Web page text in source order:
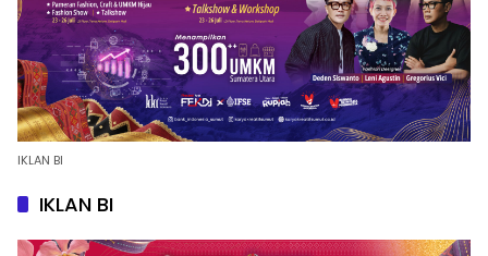
IKLAN BI
IKLAN BI